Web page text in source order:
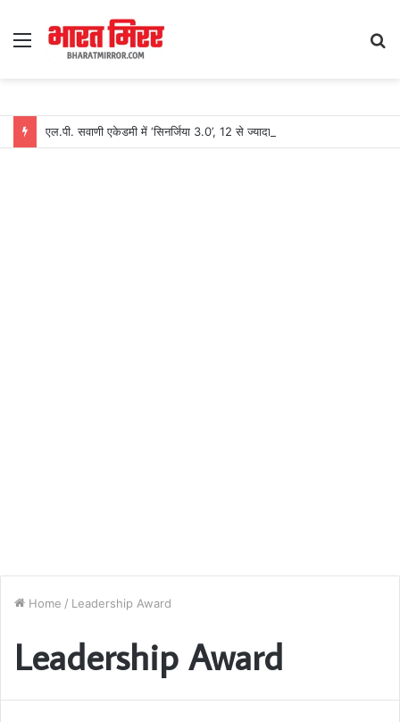
Menu
Home / Leadership Award
Leadership Award